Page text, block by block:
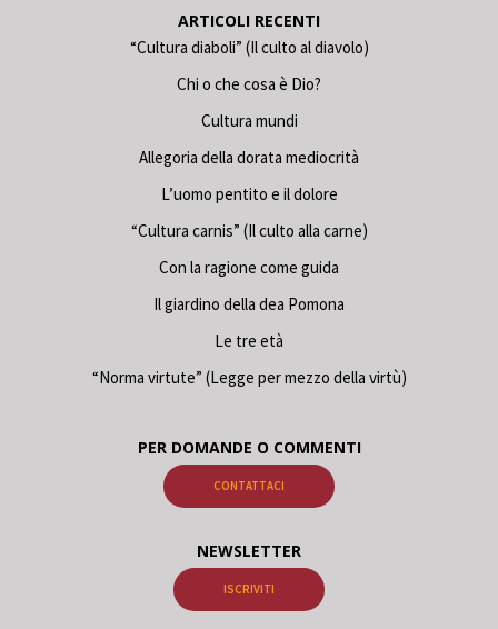
ARTICOLI RECENTI
“Cultura diaboli” (Il culto al diavolo)
Chi o che cosa è Dio?
Cultura mundi
Allegoria della dorata mediocrità
L’uomo pentito e il dolore
“Cultura carnis” (Il culto alla carne)
Con la ragione come guida
Il giardino della dea Pomona
Le tre età
“Norma virtute” (Legge per mezzo della virtù)
PER DOMANDE O COMMENTI
CONTATTACI
NEWSLETTER
ISCRIVITI